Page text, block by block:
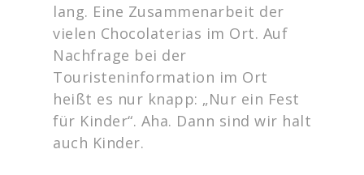
lang. Eine Zusammenarbeit der
vielen Chocolaterias im Ort. Auf
Nachfrage bei der
Touristeninformation im Ort
heißt es nur knapp: „Nur ein Fest
für Kinder“. Aha. Dann sind wir halt
auch Kinder.